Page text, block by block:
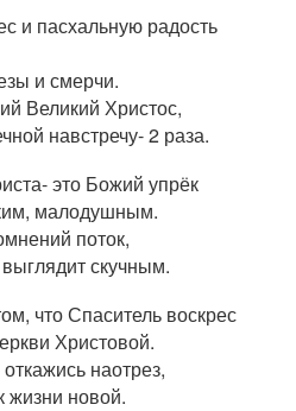
и пасхальную радость
и смерчи.
Великий Христос,
навстречу- 2 раза.
это Божий упрёк
малодушным.
поток,
скучным.
что Спаситель воскрес
Христовой.
наотрез,
жизни новой.